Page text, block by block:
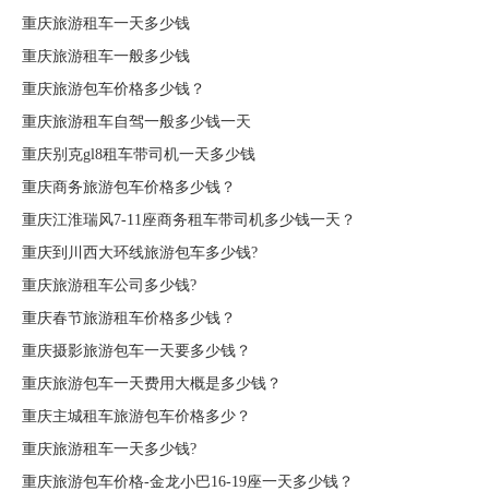
重庆旅游租车一天多少钱
重庆旅游租车一般多少钱
重庆旅游包车价格多少钱？
重庆旅游租车自驾一般多少钱一天
重庆别克gl8租车带司机一天多少钱
重庆商务旅游包车价格多少钱？
重庆江淮瑞风7-11座商务租车带司机多少钱一天？
重庆到川西大环线旅游包车多少钱?
重庆旅游租车公司多少钱?
重庆春节旅游租车价格多少钱？
重庆摄影旅游包车一天要多少钱？
重庆旅游包车一天费用大概是多少钱？
重庆主城租车旅游包车价格多少？
重庆旅游租车一天多少钱?
重庆旅游包车价格-金龙小巴16-19座一天多少钱？